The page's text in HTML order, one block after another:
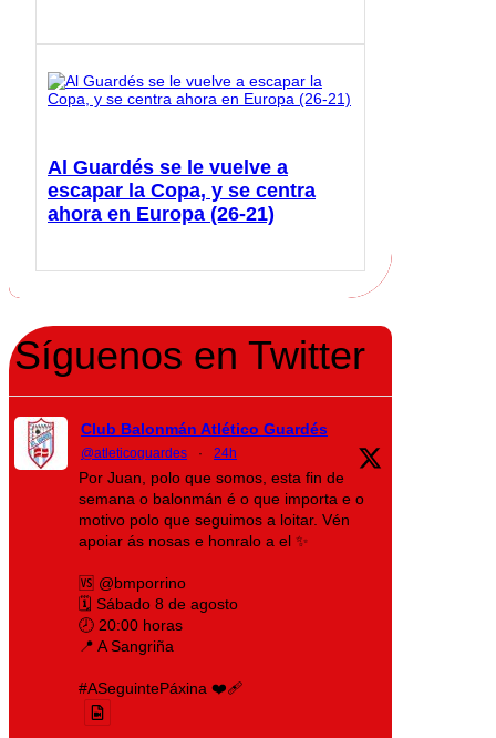
Al Guardés se le vuelve a
escapar la Copa, y se centra
ahora en Europa (26-21)
Síguenos en Twitter
Club Balonmán Atlético Guardés
@atleticoguardes · 24h
Por Juan, polo que somos, esta fin de
semana o balonmán é o que importa e o
motivo polo que seguimos a loitar. Vén
apoiar ás nosas e honralo a el ✨
🆚 @bmporrino
🗓️ Sábado 8 de agosto
🕗 20:00 horas
📍 A Sangriña
#ASeguintePáxina ❤️‍🩹